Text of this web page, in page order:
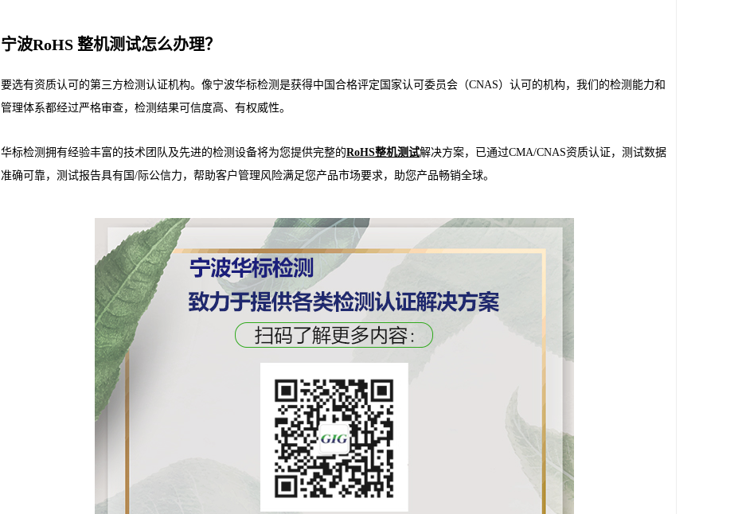
宁波RoHS 整机测试怎么办理？
要选有资质认可的第三方检测认证机构。像宁波华标检测是获得中国合格评定国家认可委员会（CNAS）认可的机构，我们的检测能力和
管理体系都经过严格审查，检测结果可信度高、有权威性。
华标检测拥有经验丰富的技术团队及先进的检测设备将为您提供完整的RoHS整机测试解决方案，已通过CMA/CNAS资质认证，测试数据
准确可靠，测试报告具有国/际公信力，帮助客户管理风险满足您产品市场要求，助您产品畅销全球。